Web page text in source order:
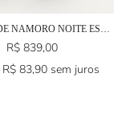
ALIANÇA DE NAMORO NOITE ESTELAR EM PRATA 925
R$ 839,00
R$83,90 sem juros